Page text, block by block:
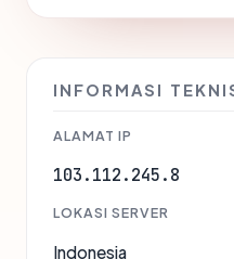
INFORMASI
ALAMAT IP
103.112.245.8
LOKASI SERVER
Indonesia